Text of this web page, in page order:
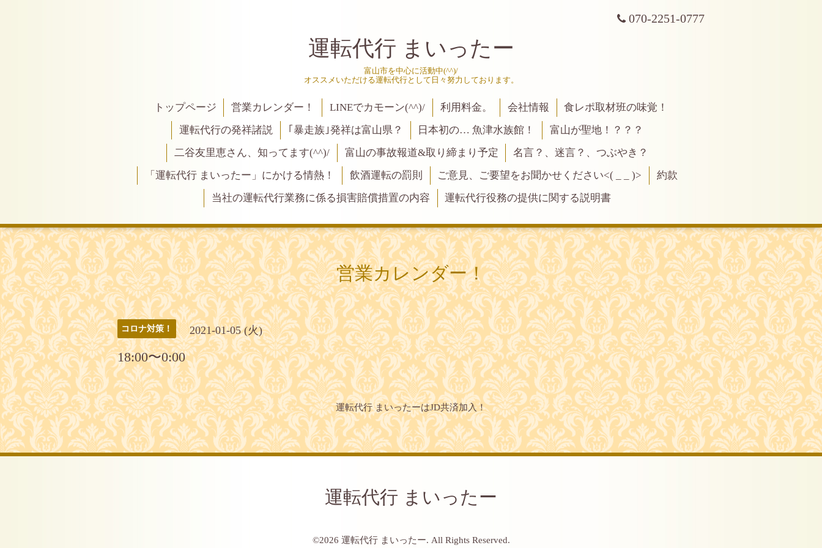
070-2251-0777
運転代行 まいったー
富山市を中心に活動中(^^)/
オススメいただける運転代行として日々努力しております。
トップページ 営業カレンダー！ LINEでカモーン(^^)/ 利用料金。 会社情報
食レポ取材班の味覚！
運転代行の発祥諸説
｢暴走族｣発祥は富山県？ 日本初の… 魚津水族館！
富山が聖地！？？？
二谷友里恵さん、知ってます(^^)/
富山の事故報道&取り締まり予定
名言？、迷言？、つぶやき？
「運転代行 まいったー」にかける情熱！
飲酒運転の罰則 ご意見、ご要望をお聞かせください<( _ _ )>
約款
当社の運転代行業務に係る損害賠償措置の内容
運転代行役務の提供に関する説明書
営業カレンダー！
コロナ対策！ 2021-01-05 (火)
18:00〜0:00
運転代行 まいったーはJD共済加入！
運転代行 まいったー
©2026 運転代行 まいったー. All Rights Reserved.